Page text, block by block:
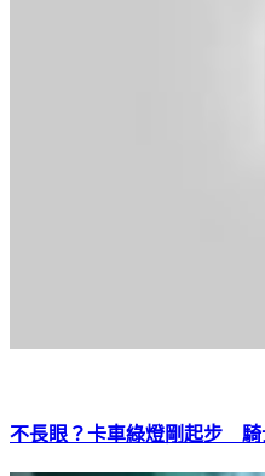
不長眼？卡車綠燈剛起步 騎